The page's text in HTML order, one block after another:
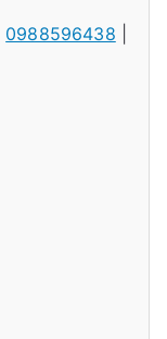
0988596438